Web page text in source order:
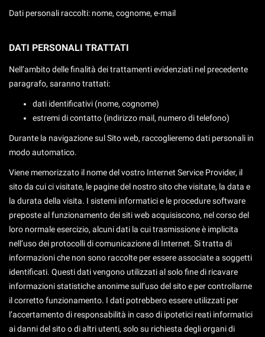
Dati personali raccolti: nome, cognome, e-mail
DATI PERSONALI TRATTATI
Nell’ambito delle finalità dei trattamenti evidenziati nel precedente
paragrafo, saranno trattati:
dati identificativi (nome, cognome)
estremi di contatto (indirizzo mail, numero di telefono)
Durante la navigazione sul Sito web, raccoglieremo dati personali in
modo automatico.
Viene memorizzato il nome del vostro Internet Service Provider, il
sito da cui ci visitate, le pagine del nostro sito che visitate, la data e
la durata della visita. I sistemi informatici e le procedure software
preposte al funzionamento dei siti web acquisiscono, nel corso del
loro normale esercizio, alcuni dati la cui trasmissione è implicita
nell’uso dei protocolli di comunicazione di Internet. Si tratta di
informazioni che non sono raccolte per essere associate a soggetti
identificati. Questi dati vengono utilizzati al solo fine di ricavare
informazioni statistiche anonime sull’uso del sito e per controllarne
il corretto funzionamento. I dati potrebbero essere utilizzati per
l’accertamento di responsabilità in caso di ipotetici reati informatici
ai danni del sito o di altri utenti, solo su richiesta degli organi di
Leggi
cookie
policy
Salva
impostazioni